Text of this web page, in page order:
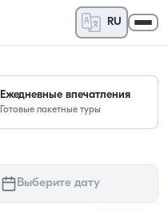
RU
Ежедневные впечатления
Готовые пакетные туры
Выберите дату